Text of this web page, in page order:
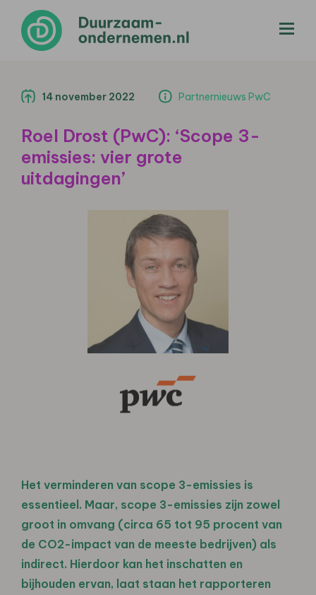
14 november 2022 Partnernieuws PwC
Roel Drost (PwC): ‘Scope 3-
emissies: vier grote
uitdagingen’
Het verminderen van scope 3-emissies is
essentieel. Maar, scope 3-emissies zijn zowel
groot in omvang (circa 65 tot 95 procent van
de CO2-impact van de meeste bedrijven) als
indirect. Hierdoor kan het inschatten en
bijhouden ervan, laat staan het rapporteren